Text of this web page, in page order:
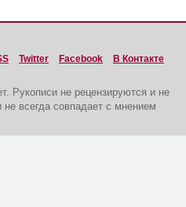
Twitter Facebook
В Контакте
Рукописи не рецензируются и не
всегда совпадает с мнением